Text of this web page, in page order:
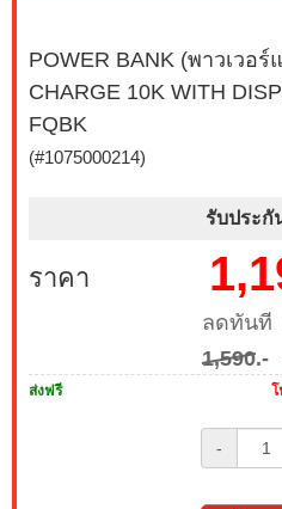
POWER BANK (พาวเวอ
CHARGE 10K WITH
FQBK
(#1075000214)
รับประกั
ราคา
ลดทันที
1,590.-
ส่งฟรี
-